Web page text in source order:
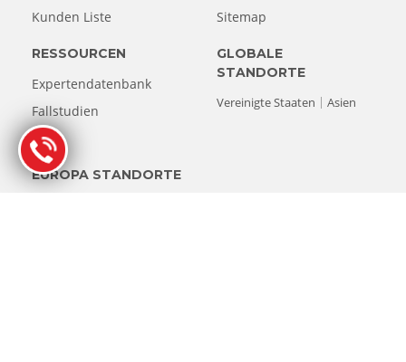
Kunden Liste
Sitemap
RESSOURCEN
Expertendatenbank
Fallstudien
Blog
EUROPA STANDORTE
GLOBALE
STANDORTE
Vereinigte Staaten
Asien